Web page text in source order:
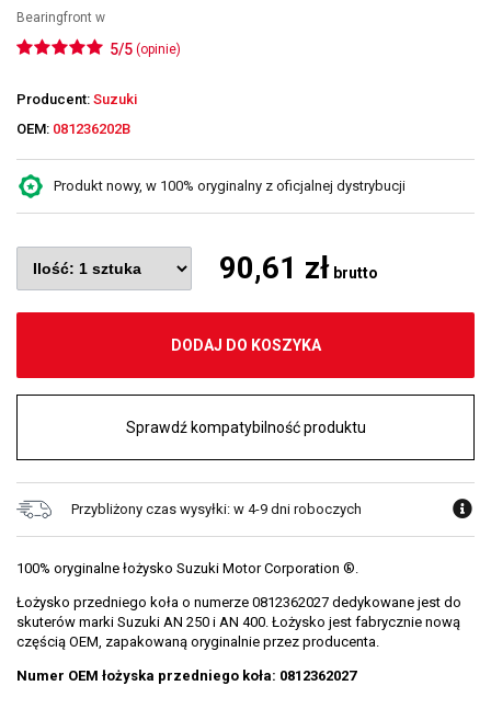
Bearingfront w
5/5 (opinie)
Producent: Suzuki
OEM: 081236202B
Produkt nowy, w 100% oryginalny z oficjalnej dystrybucji
90,61 zł brutto
DODAJ DO KOSZYKA
Sprawdź kompatybilność produktu
Przybliżony czas wysyłki: w 4-9 dni roboczych
100% oryginalne łożysko Suzuki Motor Corporation ®.
Łożysko przedniego koła o numerze 0812362027 dedykowane jest do
skuterów marki Suzuki AN 250 i AN 400. Łożysko jest fabrycznie nową
częścią OEM, zapakowaną oryginalnie przez producenta.
Numer OEM łożyska przedniego koła: 0812362027